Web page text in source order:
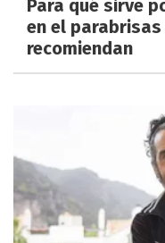
Para qué sirve
en el
recomiendan